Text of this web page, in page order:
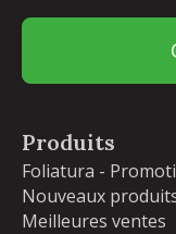
Produits
Foliatura -
Nouveaux
Meilleures ventes